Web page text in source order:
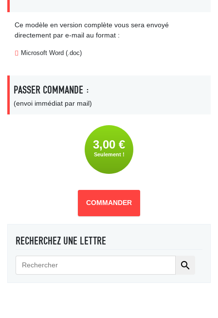
Ce modèle en version complète vous sera envoyé
directement par e-mail au format :
Microsoft Word (.doc)
PASSER COMMANDE :
(envoi immédiat par mail)
3,00 €
Seulement !
COMMANDER
RECHERCHEZ UNE LETTRE
